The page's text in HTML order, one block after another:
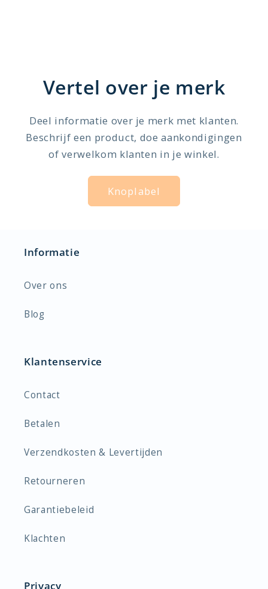
Vertel over je merk
Deel informatie over je merk met klanten.
Beschrijf een product, doe aankondigingen
of verwelkom klanten in je winkel.
Knoplabel
Informatie
Over ons
Blog
Klantenservice
Contact
Betalen
Verzendkosten & Levertijden
Retourneren
Garantiebeleid
Klachten
Privacy